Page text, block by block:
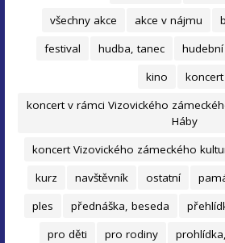
všechny akce
akce v nájmu
festival
hudba, tanec
kino
koncert
koncert v rámci Vizovického
Háby
koncert Vizovického zámeckého
kurz
navštěvník ostatní
ples
přednáška, beseda
pro děti
pro rodiny